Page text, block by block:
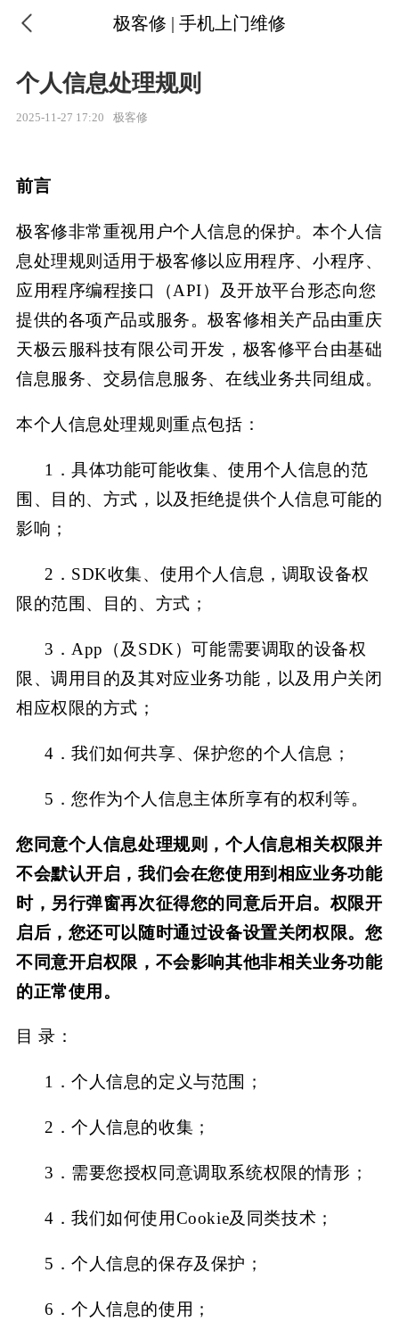
极客修 | 手机上门维修
个人信息处理规则
2025-11-27 17:20 极客修
前言
极客修非常重视用户个人信息的保护。本个人信
息处理规则适用于极客修以应用程序、小程序、
应用程序编程接口（API）及开放平台形态向您
提供的各项产品或服务。极客修相关产品由重庆
天极云服科技有限公司开发，极客修平台由基础
信息服务、交易信息服务、在线业务共同组成。
本个人信息处理规则重点包括：
1．具体功能可能收集、使用个人信息的范
围、目的、方式，以及拒绝提供个人信息可能的
影响；
2．SDK收集、使用个人信息，调取设备权
限的范围、目的、方式；
3．App（及SDK）可能需要调取的设备权
限、调用目的及其对应业务功能，以及用户关闭
相应权限的方式；
4．我们如何共享、保护您的个人信息；
5．您作为个人信息主体所享有的权利等。
您同意个人信息处理规则，个人信息相关权限并
不会默认开启，我们会在您使用到相应业务功能
时，另行弹窗再次征得您的同意后开启。权限开
启后，您还可以随时通过设备设置关闭权限。您
不同意开启权限，不会影响其他非相关业务功能
的正常使用。
目 录：
1．个人信息的定义与范围；
2．个人信息的收集；
3． 需要您授权同意调取系统权限的情形；
4．我们如何使用Cookie及同类技术；
5．个人信息的保存及保护；
6．个人信息的使用；